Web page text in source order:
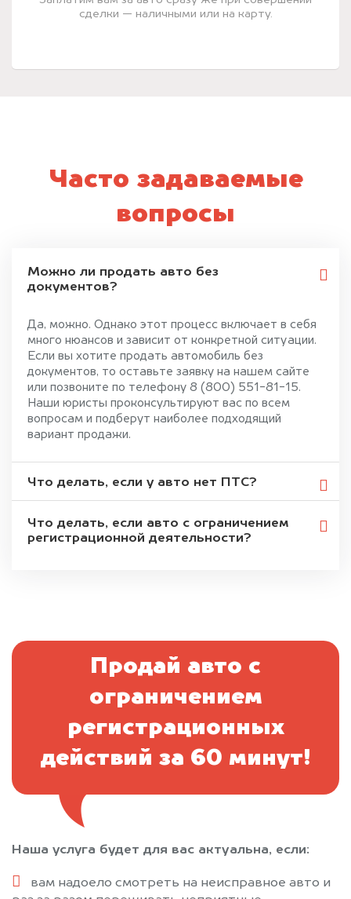
сделки — наличными или на карту.
Часто задаваемые
вопросы
Можно ли продать авто без
документов?
Да, можно. Однако этот процесс включает в себя
много нюансов и зависит от конкретной ситуации.
Если вы хотите продать автомобиль без
документов, то оставьте заявку на нашем сайте
или позвоните по телефону 8 (800) 551-81-15.
Наши юристы проконсультируют вас по всем
вопросам и подберут наиболее подходящий
вариант продажи.
Что делать, если у авто нет ПТС?
Что делать, если авто с ограничением
регистрационной деятельности?
Продай авто с
ограничением
регистрационных
действий за 60 минут!
Наша услуга будет для вас актуальна, если:
вам надоело смотреть на неисправное авто и